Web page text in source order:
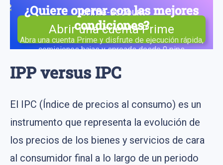
¿Quiere operar con las mejores
condiciones?
Abra una cuenta Prime y disfrute de ejecución rápida,
comisiones bajas y spreads desde 0 pips
Abrir una cuenta Prime
IPP versus IPC
El IPC (Índice de precios al consumo) es un
instrumento que representa la evolución de
los precios de los bienes y servicios de cara
al consumidor final a lo largo de un periodo